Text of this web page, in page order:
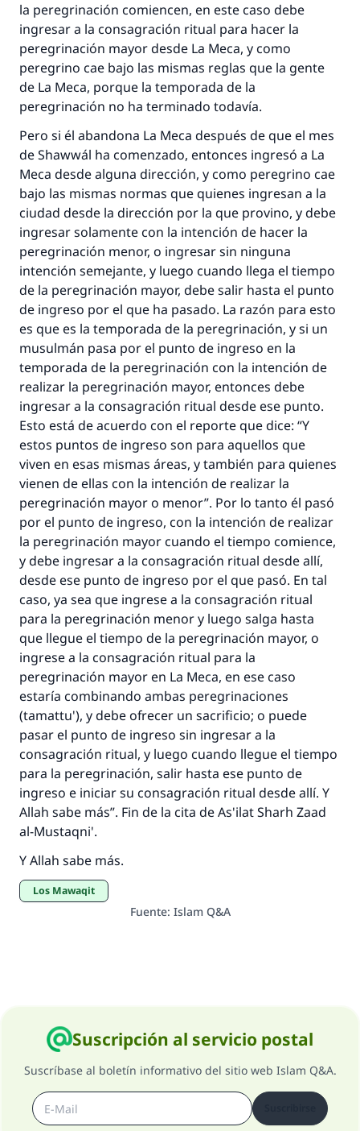
la peregrinación comiencen, en este caso debe
ingresar a la consagración ritual para hacer la
peregrinación mayor desde La Meca, y como
peregrino cae bajo las mismas reglas que la gente
de La Meca, porque la temporada de la
peregrinación no ha terminado todavía.
Pero si él abandona La Meca después de que el mes
de Shawwál ha comenzado, entonces ingresó a La
Meca desde alguna dirección, y como peregrino cae
bajo las mismas normas que quienes ingresan a la
ciudad desde la dirección por la que provino, y debe
ingresar solamente con la intención de hacer la
peregrinación menor, o ingresar sin ninguna
intención semejante, y luego cuando llega el tiempo
de la peregrinación mayor, debe salir hasta el punto
de ingreso por el que ha pasado. La razón para esto
es que es la temporada de la peregrinación, y si un
musulmán pasa por el punto de ingreso en la
temporada de la peregrinación con la intención de
realizar la peregrinación mayor, entonces debe
ingresar a la consagración ritual desde ese punto.
Esto está de acuerdo con el reporte que dice: “Y
estos puntos de ingreso son para aquellos que
viven en esas mismas áreas, y también para quienes
vienen de ellas con la intención de realizar la
peregrinación mayor o menor”. Por lo tanto él pasó
por el punto de ingreso, con la intención de realizar
la peregrinación mayor cuando el tiempo comience,
y debe ingresar a la consagración ritual desde allí,
desde ese punto de ingreso por el que pasó. En tal
caso, ya sea que ingrese a la consagración ritual
para la peregrinación menor y luego salga hasta
que llegue el tiempo de la peregrinación mayor, o
ingrese a la consagración ritual para la
peregrinación mayor en La Meca, en ese caso
estaría combinando ambas peregrinaciones
(tamattu'), y debe ofrecer un sacrificio; o puede
pasar el punto de ingreso sin ingresar a la
consagración ritual, y luego cuando llegue el tiempo
para la peregrinación, salir hasta ese punto de
ingreso e iniciar su consagración ritual desde allí. Y
Allah sabe más”. Fin de la cita de As'ilat Sharh Zaad
al-Mustaqni'.
Y Allah sabe más.
Los Mawaqit
Fuente: Islam Q&A
Suscripción al servicio postal
Suscríbase al boletín informativo del sitio web Islam Q&A.
Profeta ﷺ dijo:
"Una persona que orienta a otros a hacer el
bien obtendrá la misma recompensa que
aquellos que lo realicen."
(MUSLIM, 1893)
Contribuir